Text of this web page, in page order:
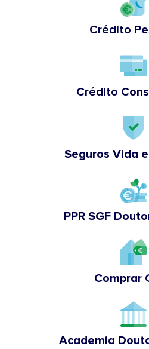
Crédito
Crédito
Seguros Vida
PPR SGF
Comprar
Academia